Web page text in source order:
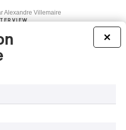
Alexandre Villemaire
aux Îles du Bic
Servant : la
×